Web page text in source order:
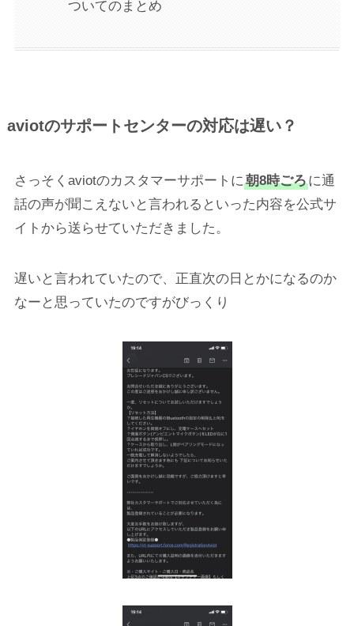
ついてのまとめ
aviotのサポートセンターの対応は遅い？
さっそくaviotのカスタマーサポートに朝8時ごろに通
話の声が聞こえないと言われるといった内容を公式サ
イトから送らせていただきました。
遅いと言われていたので、正直次の日とかになるのか
なーと思っていたのですがびっくり